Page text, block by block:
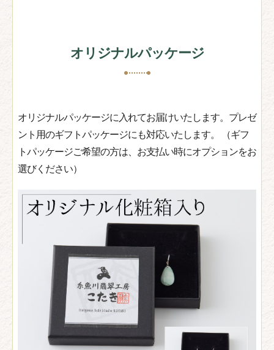
オリジナルパッケージ
オリジナルパッケージに入れてお届けいたします。プレゼ
ント用のギフトパッケージにも対応いたします。 （ギフ
トパッケージご希望の方は、お支払い時にオプションをお
選びください）